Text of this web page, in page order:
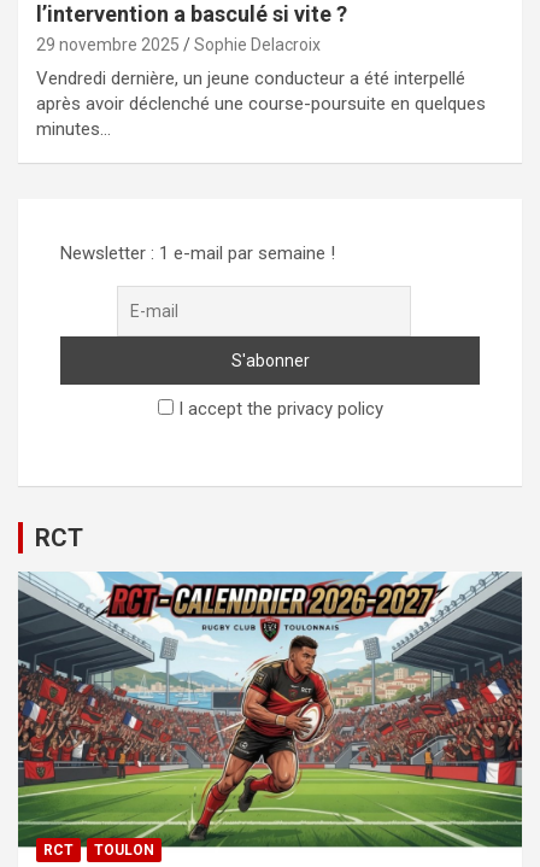
l’intervention a basculé si vite ?
29 novembre 2025 Sophie Delacroix
Vendredi dernière, un jeune conducteur a été interpellé
après avoir déclenché une course-poursuite en quelques
minutes…
Newsletter : 1 e-mail par semaine !
I accept the privacy policy
RCT
RCT TOULON